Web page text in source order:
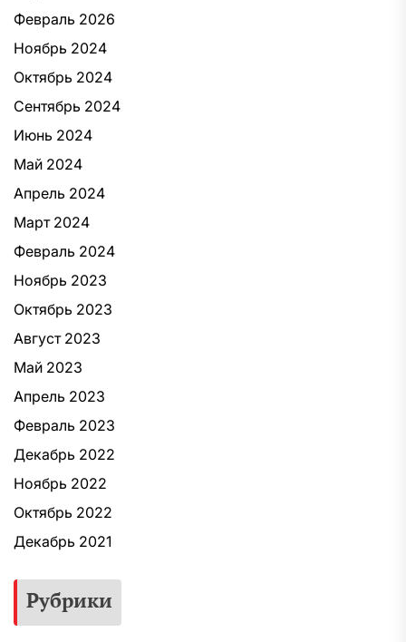
Февраль 2026
Ноябрь 2024
Октябрь 2024
Сентябрь 2024
Июнь 2024
Май 2024
Апрель 2024
Март 2024
Февраль 2024
Ноябрь 2023
Октябрь 2023
Август 2023
Май 2023
Апрель 2023
Февраль 2023
Декабрь 2022
Ноябрь 2022
Октябрь 2022
Декабрь 2021
Рубрики